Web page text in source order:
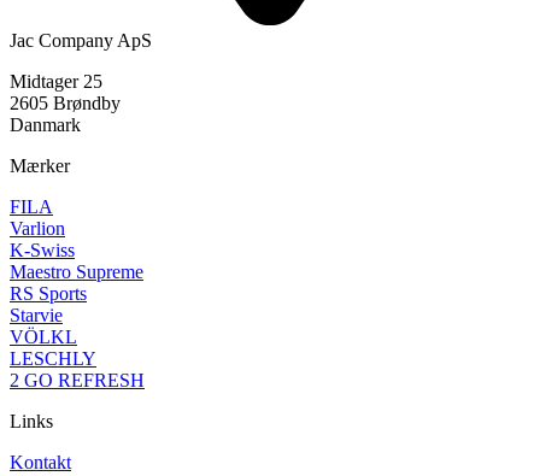
Jac Company ApS
Midtager 25
2605 Brøndby
Danmark
Mærker
FILA
Varlion
K-Swiss
Maestro Supreme
RS Sports
Starvie
VÖLKL
LESCHLY
2 GO REFRESH
Links
Kontakt